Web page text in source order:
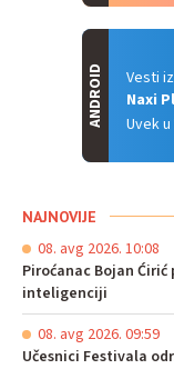
Vesti
Naxi
Uvek
ANDROID
NAJNOVIJE
08. avg 2026. 10:08
Piroćanac Bojan
inteligenciji
08. avg 2026. 09:59
Učesnici Festivala